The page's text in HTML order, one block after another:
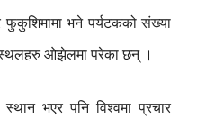
भने पर्यटकको संख्या
स्थलहरु ओझेलमा परेका छन् ।
भएर पनि विश्वमा प्रचार